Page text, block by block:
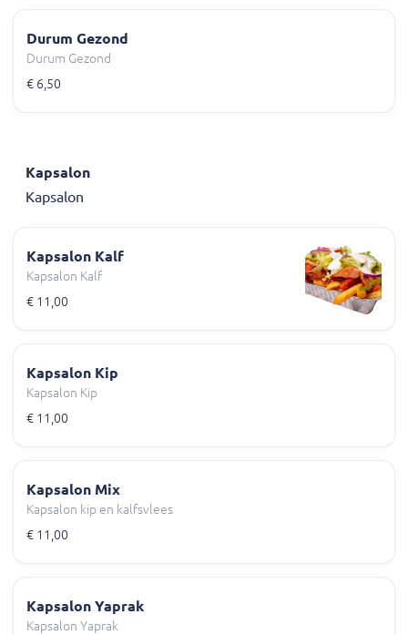
Durum Gezond
Durum Gezond
€ 6,50
Kapsalon
Kapsalon
Kapsalon Kalf
Kapsalon Kalf
€ 11,00
Kapsalon Kip
Kapsalon Kip
€ 11,00
Kapsalon Mix
Kapsalon kip en kalfsvlees
€ 11,00
Kapsalon Yaprak
Kapsalon Yaprak